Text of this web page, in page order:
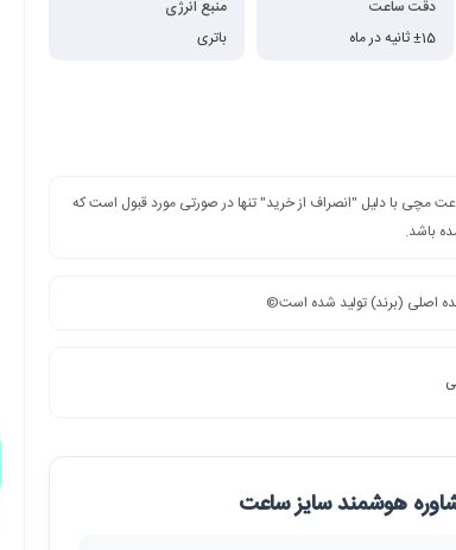
دقت ساعت
±15 ثانیه در ماه
منبع انرژی
باتری
مچی با دلیل "انصراف از خرید" تنها در صورتی مورد قبول است که
باشد.
اصلی (برند) تولید شده است©️
هوشمند سایز ساعت